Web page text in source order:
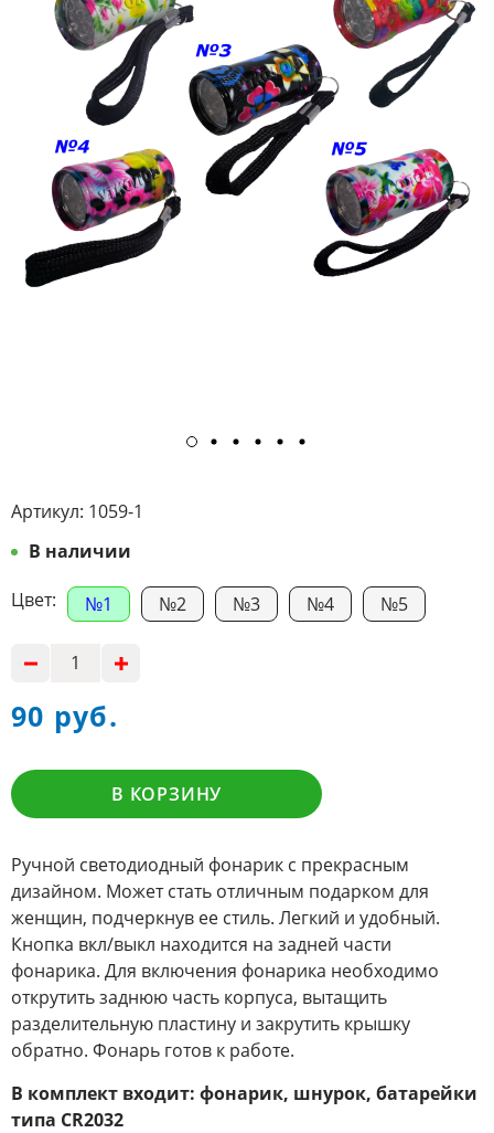
Артикул: 1059-1
В наличии
Цвет:
№1 №2 №3 №4 №5
90 руб.
В КОРЗИНУ
Ручной светодиодный фонарик с прекрасным
дизайном. Может стать отличным подарком для
женщин, подчеркнув ее стиль. Легкий и удобный.
Кнопка вкл/выкл находится на задней части
фонарика. Для включения фонарика необходимо
открутить заднюю часть корпуса, вытащить
разделительную пластину и закрутить крышку
обратно. Фонарь готов к работе.
В комплект входит: фонарик, шнурок, батарейки
типа CR2032